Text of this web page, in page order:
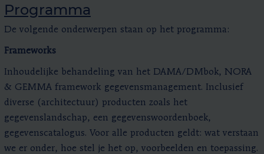
Programma
De volgende onderwerpen staan op het programma:
Frameworks
Inhoudelijke behandeling van het DAMA/DMbok, NORA
& GEMMA framework gegevensmanagement. Inclusief
diverse (architectuur) producten zoals het
gegevenslandschap, een gegevenswoordenboek,
gegevenscatalogus. Voor alle producten geldt: wat verstaan
we er onder, hoe stel je het op, voorbeelden en toepassing.